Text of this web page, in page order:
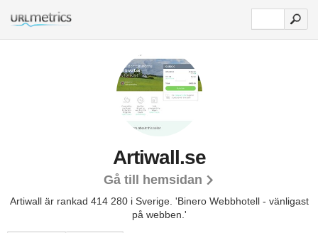
Artiwall.se
Gå till hemsidan
Artiwall är rankad 414 280 i Sverige. 'Binero Webbhotell - vänligast
på webben.'